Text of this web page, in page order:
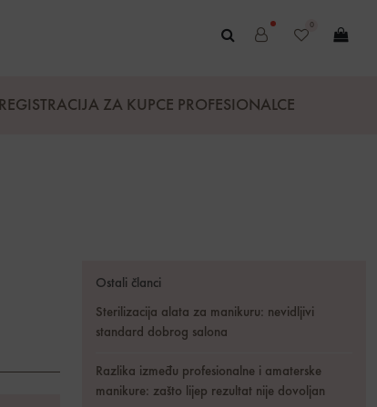
0
REGISTRACIJA ZA KUPCE PROFESIONALCE
Ostali članci
Sterilizacija alata za manikuru: nevidljivi
standard dobrog salona
Razlika između profesionalne i amaterske
manikure: zašto lijep rezultat nije dovoljan